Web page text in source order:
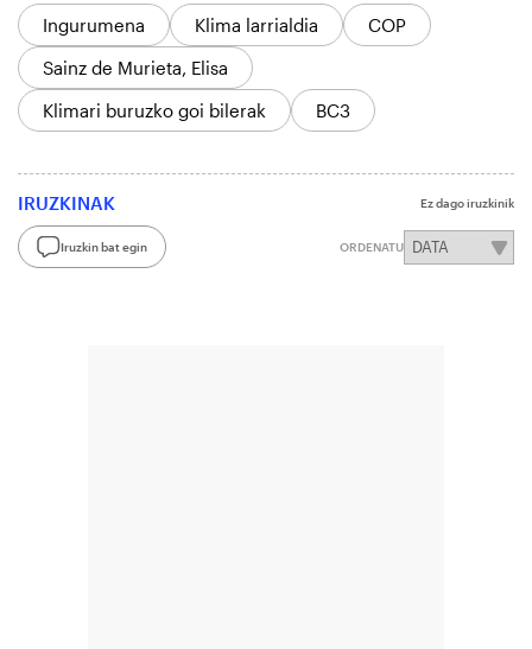
Ingurumena
Klima larrialdia
COP
Sainz de Murieta, Elisa
Klimari buruzko goi bilerak
BC3
IRUZKINAK Ez dago iruzkinik
Iruzkin bat egin ORDENATU